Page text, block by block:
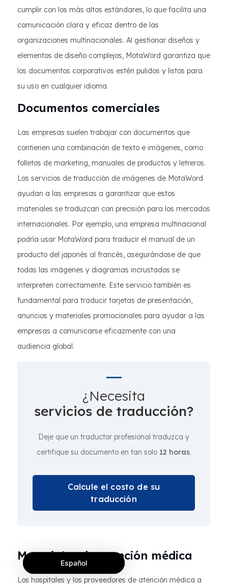
cumplir con los más altos estándares, lo que facilita una
comunicación clara y eficaz dentro de las
organizaciones multinacionales. Al gestionar diseños y
elementos de diseño complejos, MotaWord garantiza que
los documentos corporativos estén pulidos y listos para
su uso en cualquier idioma.
Documentos comerciales
Las empresas suelen trabajar con documentos que
contienen una combinación de texto e imágenes, como
folletos de marketing, manuales de productos y letreros.
Los servicios de traducción de imágenes de MotaWord
ayudan a las empresas a garantizar que estos
materiales se traduzcan con precisión para los mercados
internacionales. Por ejemplo, una empresa multinacional
podría usar MotaWord para traducir el manual de un
producto del japonés al francés, asegurándose de que
todas las imágenes y diagramas incrustados se
interpreten correctamente. Este servicio también es
fundamental para traducir tarjetas de presentación,
anuncios y materiales promocionales para ayudar a las
empresas a comunicarse eficazmente con una
audiencia global.
¿Necesita
servicios de traducción?
Deje que un traductor profesional traduzca y
certifique su documento en tan solo 12 horas.
Calcule el costo de su
traducción
Materiales de atención médica
Los hospitales y los proveedores de atención médica a
Español